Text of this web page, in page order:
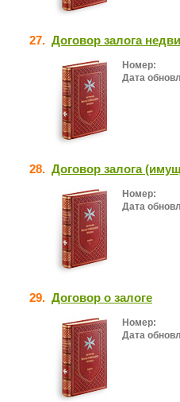
27. Договор залога
Номер:
Дата
28. Договор залога
Номер:
Дата
29. Договор о залоге
Номер:
Дата